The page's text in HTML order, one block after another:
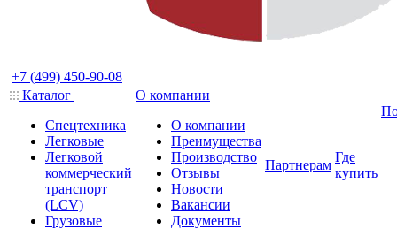
+7 (499) 450-90-08
Каталог
Спецтехника
Легковые
Легковой
коммерческий
транспорт
(LCV)
Грузовые
О компании
О компании
Преимущества
Производство
Отзывы
Новости
Вакансии
Документы
Партнерам
Где
купить